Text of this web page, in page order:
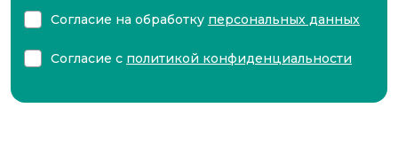
Согласие на обработку персональных данных
Согласие с политикой конфиденциальности